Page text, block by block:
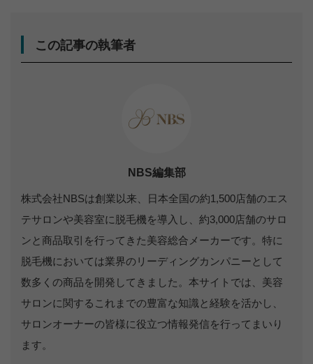
この記事の執筆者
NBS編集部
株式会社NBSは創業以来、日本全国の約1,500店舗のエス
テサロンや美容室に脱毛機を導入し、約3,000店舗のサロ
ンと商品取引を行ってきた美容総合メーカーです。特に
脱毛機においては業界のリーディングカンパニーとして
数多くの商品を開発してきました。本サイトでは、美容
サロンに関するこれまでの豊富な知識と経験を活かし、
サロンオーナーの皆様に役立つ情報発信を行ってまいり
ます。